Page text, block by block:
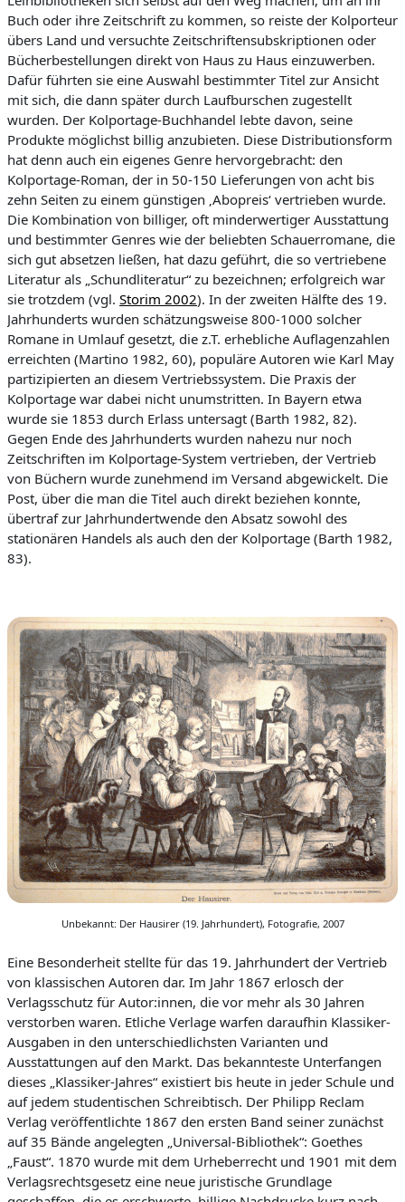
Buch oder ihre Zeitschrift zu kommen, so reiste der Kolporteur
übers Land und versuchte Zeitschriftensubskriptionen oder
Bücherbestellungen direkt von Haus zu Haus einzuwerben.
Dafür führten sie eine Auswahl bestimmter Titel zur Ansicht
mit sich, die dann später durch Laufburschen zugestellt
wurden. Der Kolportage-Buchhandel lebte davon, seine
Produkte möglichst billig anzubieten. Diese Distributionsform
hat denn auch ein eigenes Genre hervorgebracht: den
Kolportage-Roman, der in 50-150 Lieferungen von acht bis
zehn Seiten zu einem günstigen ‚Abopreis‘ vertrieben wurde.
Die Kombination von billiger, oft minderwertiger Ausstattung
und bestimmter Genres wie der beliebten Schauerromane, die
sich gut absetzen ließen, hat dazu geführt, die so vertriebene
Literatur als „Schundliteratur“ zu bezeichnen; erfolgreich war
sie trotzdem (vgl. Storim 2002). In der zweiten Hälfte des 19.
Jahrhunderts wurden schätzungsweise 800-1000 solcher
Romane in Umlauf gesetzt, die z.T. erhebliche Auflagenzahlen
erreichten (Martino 1982, 60), populäre Autoren wie Karl May
partizipierten an diesem Vertriebssystem. Die Praxis der
Kolportage war dabei nicht unumstritten. In Bayern etwa
wurde sie 1853 durch Erlass untersagt (Barth 1982, 82).
Gegen Ende des Jahrhunderts wurden nahezu nur noch
Zeitschriften im Kolportage-System vertrieben, der Vertrieb
von Büchern wurde zunehmend im Versand abgewickelt. Die
Post, über die man die Titel auch direkt beziehen konnte,
übertraf zur Jahrhundertwende den Absatz sowohl des
stationären Handels als auch den der Kolportage (Barth 1982,
83).
Unbekannt: Der Hausirer (19. Jahrhundert), Fotografie, 2007
Eine Besonderheit stellte für das 19. Jahrhundert der Vertrieb
von klassischen Autoren dar. Im Jahr 1867 erlosch der
Verlagsschutz für Autor:innen, die vor mehr als 30 Jahren
verstorben waren. Etliche Verlage warfen daraufhin Klassiker-
Ausgaben in den unterschiedlichsten Varianten und
Ausstattungen auf den Markt. Das bekannteste Unterfangen
dieses „Klassiker-Jahres“ existiert bis heute in jeder Schule und
auf jedem studentischen Schreibtisch. Der Philipp Reclam
Verlag veröffentlichte 1867 den ersten Band seiner zunächst
auf 35 Bände angelegten „Universal-Bibliothek“: Goethes
„Faust“. 1870 wurde mit dem Urheberrecht und 1901 mit dem
Verlagsrechtsgesetz eine neue juristische Grundlage